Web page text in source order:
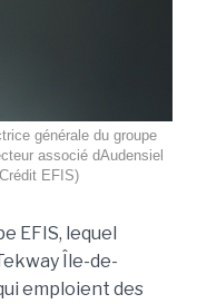
générale du groupe
associé dAudensiel
EFIS)
EFIS, lequel
Île-de-
emploient des